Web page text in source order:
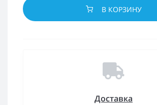
В КОРЗИНУ
Доставка